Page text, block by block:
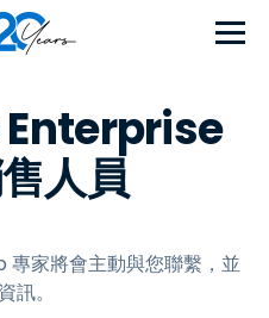
人員
家將會主動與您聯繫，並
。